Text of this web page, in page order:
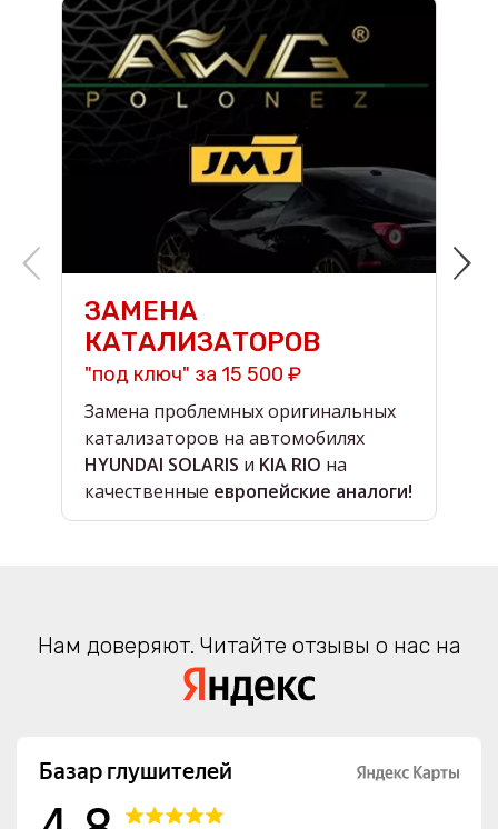
ЗАМЕНА
КАТАЛИЗАТОРОВ
"под ключ" за 15 500 ₽
Замена проблемных оригинальных
катализаторов на автомобилях
HYUNDAI SOLARIS и KIA RIO на
качественные европейские аналоги!
Нам доверяют. Читайте отзывы о нас на